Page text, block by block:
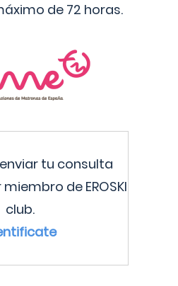
de 72 horas.
tu consulta
de EROSKI
club.